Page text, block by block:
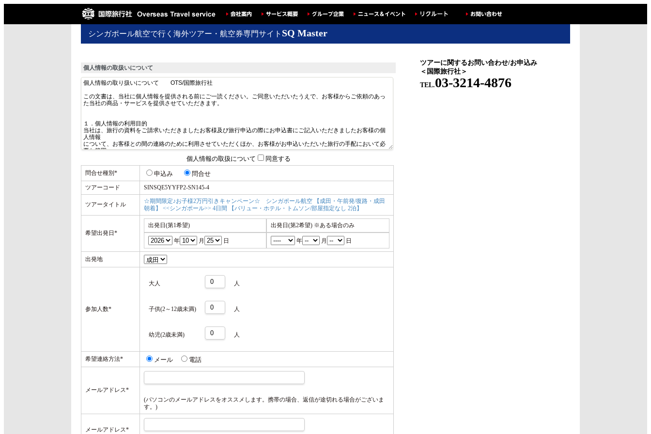
シンガポール航空で行く海外ツアー・航空券専門サイト SQ Master
個人情報の取扱いについて
個人情報の取扱について 同意する
問合せ種別 * 申込み 問合せ
ツアーコード SINSQE5YYFP2-SN145-4
ツアータイトル
☆期間限定♪お子様2万円引きキャンペーン☆ シンガポール航空 【成田・午前発/復路・成田
朝着】 <<シンガポール>> 4日間 【バリュー・ホテル・トムソン/部屋指定なし 2泊】
希望出発日 *
出発日(第1希望) 出発日(第2希望) ※ある場合のみ
年 月 日 年 月 日
出発地
参加人数*
大人 人
子供(2～12歳未満) 人
幼児(2歳未満) 人
希望連絡方法* メール 電話
メールアドレス*
(パソコンのメールアドレスをオススメします。携帯の場合、返信が途切れる場合がございま
す。)
メールアドレス*
ツアーに関するお問い合わせ/お申込み
＜国際旅行社＞
TEL.03-3214-4876